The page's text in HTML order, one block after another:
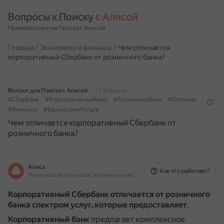
Вопросы к Поиску с Алисой
Примеры ответов Поиска с Алисой
Главная / Экономика и финансы / Чем отличается
корпоративный Сбербанк от розничного банка?
Вопрос для Поиска с Алисой
15 февраля
#Сбербанк
#КорпоративныйБанк #РозничныйБанк
#Отличия
#Финансы
#БанковскиеУслуги
Чем отличается корпоративный Сбербанк от
розничного банка?
Алиса
На основе источников, возможны неточности
Как это работает?
Корпоративный Сбербанк отличается от розничного
банка спектром услуг, которые предоставляет.
Корпоративный банк предлагает комплексное